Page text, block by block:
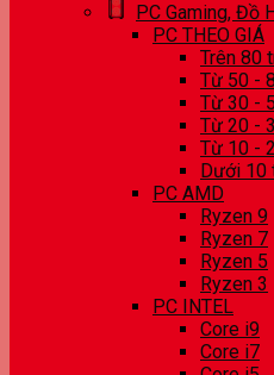
PC Gaming, Đồ
PC THEO GIÁ
Trên 80
Từ 50 -
Từ 30 -
Từ 20 -
Từ 10 -
Dưới 10
PC AMD
Ryzen 9
Ryzen 7
Ryzen 5
Ryzen 3
PC INTEL
Core i9
Core i7